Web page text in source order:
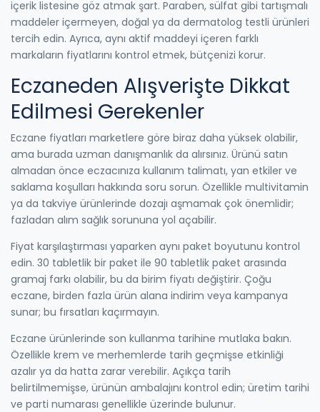
içerik listesine göz atmak şart. Paraben, sülfat gibi tartışmalı
maddeler içermeyen, doğal ya da dermatolog testli ürünleri
tercih edin. Ayrıca, aynı aktif maddeyi içeren farklı
markaların fiyatlarını kontrol etmek, bütçenizi korur.
Eczaneden Alışverişte Dikkat
Edilmesi Gerekenler
Eczane fiyatları marketlere göre biraz daha yüksek olabilir,
ama burada uzman danışmanlık da alırsınız. Ürünü satın
almadan önce eczacınıza kullanım talimatı, yan etkiler ve
saklama koşulları hakkında soru sorun. Özellikle multivitamin
ya da takviye ürünlerinde dozajı aşmamak çok önemlidir;
fazladan alım sağlık sorununa yol açabilir.
Fiyat karşılaştırması yaparken aynı paket boyutunu kontrol
edin. 30 tabletlik bir paket ile 90 tabletlik paket arasında
gramaj farkı olabilir, bu da birim fiyatı değiştirir. Çoğu
eczane, birden fazla ürün alana indirim veya kampanya
sunar; bu fırsatları kaçırmayın.
Eczane ürünlerinde son kullanma tarihine mutlaka bakın.
Özellikle krem ve merhemlerde tarih geçmişse etkinliği
azalır ya da hatta zarar verebilir. Açıkça tarih
belirtilmemişse, ürünün ambalajını kontrol edin; üretim tarihi
ve parti numarası genellikle üzerinde bulunur.